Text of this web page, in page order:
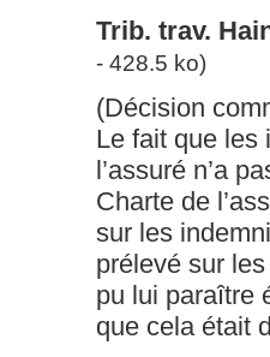
Trib. trav.
- 428.5 ko)
(Décision
Le fait que les
l’assuré n’a
Charte de
sur les
prélevé sur
pu lui paraître
que cela était